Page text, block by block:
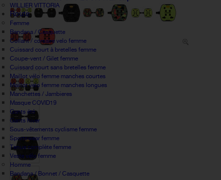
WILLIER VITTORIA
Route
Femme
Bandana / Casquette
Collant / corsaire velo femme
Cuissard court à bretelles femme
Coupe-vent / Gilet femme
Cuissard court sans bretelles femme
Maillot vélo femme manches courtes
Maillot velo femme manches longues
Manchettes / Jambieres
Masque COVID19
Gants été
Gants hiver
Sous-vêtements cyclisme femme
Sportswear femme
Tenue complète femme
Veste vélo femme
Homme
Bandana / Bonnet / Casquette